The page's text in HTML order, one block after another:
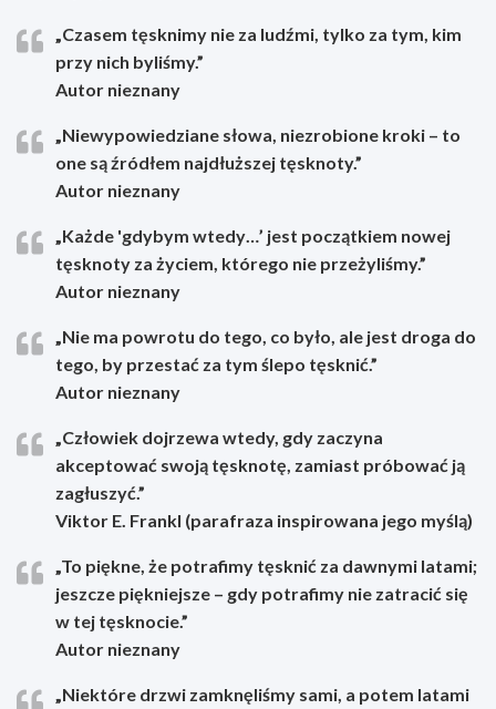
„Czasem tęsknimy nie za ludźmi, tylko za tym, kim
przy nich byliśmy.”
Autor nieznany
„Niewypowiedziane słowa, niezrobione kroki – to
one są źródłem najdłuższej tęsknoty.”
Autor nieznany
„Każde 'gdybym wtedy…’ jest początkiem nowej
tęsknoty za życiem, którego nie przeżyliśmy.”
Autor nieznany
„Nie ma powrotu do tego, co było, ale jest droga do
tego, by przestać za tym ślepo tęsknić.”
Autor nieznany
„Człowiek dojrzewa wtedy, gdy zaczyna
akceptować swoją tęsknotę, zamiast próbować ją
zagłuszyć.”
Viktor E. Frankl (parafraza inspirowana jego myślą)
„To piękne, że potrafimy tęsknić za dawnymi latami;
jeszcze piękniejsze – gdy potrafimy nie zatracić się
w tej tęsknocie.”
Autor nieznany
„Niektóre drzwi zamknęliśmy sami, a potem latami